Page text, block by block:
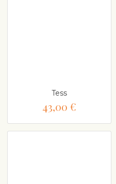
Tess
43,00 €